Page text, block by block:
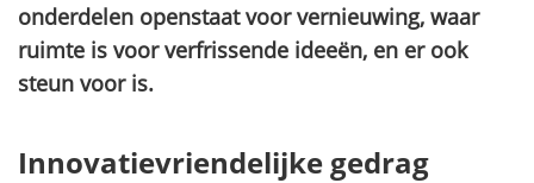
onderdelen openstaat voor vernieuwing, waar
ruimte is voor verfrissende ideeën, en er ook
steun voor is.
Innovatievriendelijke gedrag